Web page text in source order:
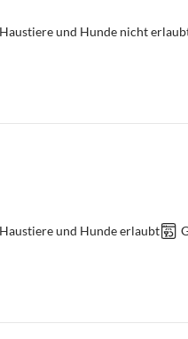
Haustiere und Hunde nicht
Haustiere und Hunde erlaubt